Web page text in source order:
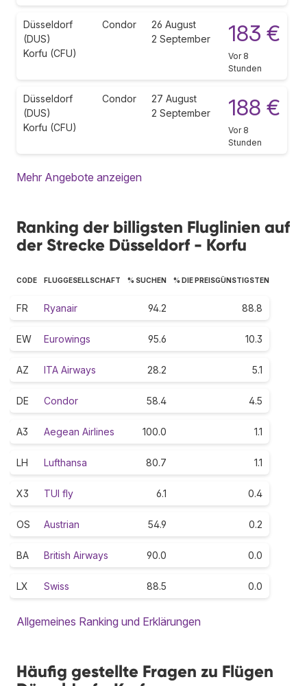
Düsseldorf
(DUS)
Korfu (CFU)
Condor
26 August
2 September
183 €
Vor 8
Stunden
Düsseldorf
(DUS)
Korfu (CFU)
Condor
27 August
2 September
188 €
Vor 8
Stunden
Mehr Angebote anzeigen
Ranking der billigsten Fluglinien auf
der Strecke Düsseldorf - Korfu
CODE FLUGGESELLSCHAFT % SUCHEN % DIE PREISGÜNSTIGSTEN
FR Ryanair 94.2 88.8
EW Eurowings 95.6 10.3
AZ ITA Airways 28.2 5.1
DE Condor 58.4 4.5
A3 Aegean Airlines 100.0 1.1
LH Lufthansa 80.7 1.1
X3 TUI fly 6.1 0.4
OS Austrian 54.9 0.2
BA British Airways 90.0 0.0
LX Swiss 88.5 0.0
Allgemeines Ranking und Erklärungen
Häufig gestellte Fragen zu Flügen